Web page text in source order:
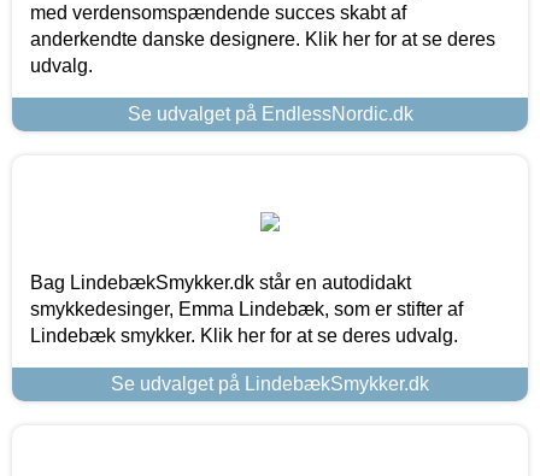
med verdensomspændende succes skabt af
anderkendte danske designere. Klik her for at se deres
udvalg.
Se udvalget på EndlessNordic.dk
Bag LindebækSmykker.dk står en autodidakt
smykkedesinger, Emma Lindebæk, som er stifter af
Lindebæk smykker. Klik her for at se deres udvalg.
Se udvalget på LindebækSmykker.dk